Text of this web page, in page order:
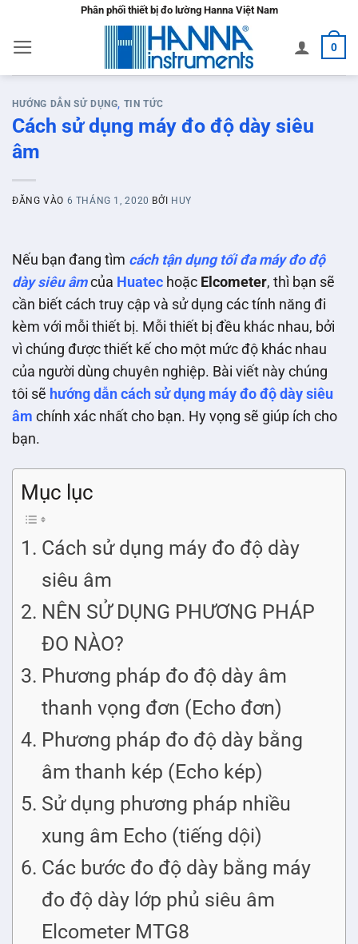
nội
dung
Phân phối thiết bị đo lường Hanna Việt Nam
0
HƯỚNG DẪN SỬ DỤNG, TIN TỨC
Cách sử dụng máy đo độ dày siêu
âm
ĐĂNG VÀO 6 THÁNG 1, 2020 BỞI HUY
Nếu bạn đang tìm cách tận dụng tối đa máy đo độ
dày siêu âmcủa Huatec hoặc Elcometer, thì bạn sẽ
cần biết cách truy cập và sử dụng các tính năng đi
kèm với mỗi thiết bị. Mỗi thiết bị đều khác nhau, bởi
vì chúng được thiết kế cho một mức độ khác nhau
của người dùng chuyên nghiệp. Bài viết này chúng
tôi sẽ hướng dẫn cách sử dụng máy đo độ dày siêu
âm chính xác nhất cho bạn. Hy vọng sẽ giúp ích cho
bạn.
Mục lục
Cách sử dụng máy đo độ dày
siêu âm
NÊN SỬ DỤNG PHƯƠNG PHÁP
ĐO NÀO?
Phương pháp đo độ dày âm
thanh vọng đơn (Echo đơn)
Phương pháp đo độ dày bằng
âm thanh kép (Echo kép)
Sử dụng phương pháp nhiều
xung âm Echo (tiếng dội)
Các bước đo độ dày bằng máy
đo độ dày lớp phủ siêu âm
Elcometer MTG8